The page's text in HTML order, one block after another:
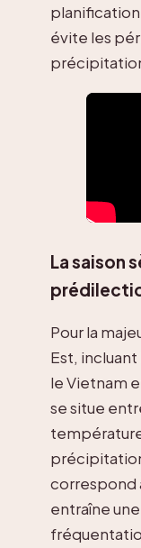
évite les
La saison
Pour la
Est,
le Vietnam
se situe
correspond
entraîne